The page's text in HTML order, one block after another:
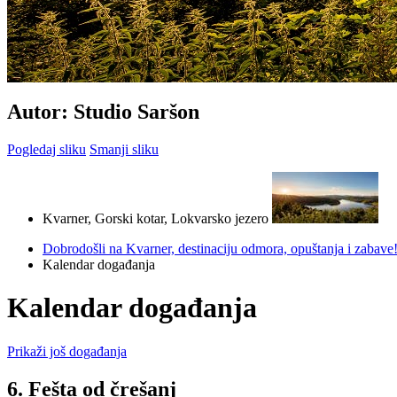
Autor: Studio Saršon
Pogledaj sliku Smanji sliku
Kvarner, Gorski kotar, Lokvarsko jezero
Dobrodošli na Kvarner, destinaciju odmora, opuštanja i zabave!
Kalendar događanja
Kalendar događanja
Prikaži još događanja
6. Fešta od črešanj